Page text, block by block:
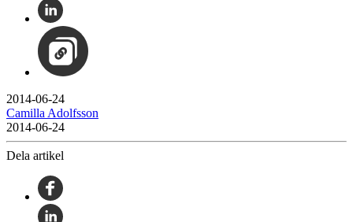
2014-06-24
Camilla Adolfsson
2014-06-24
Dela artikel